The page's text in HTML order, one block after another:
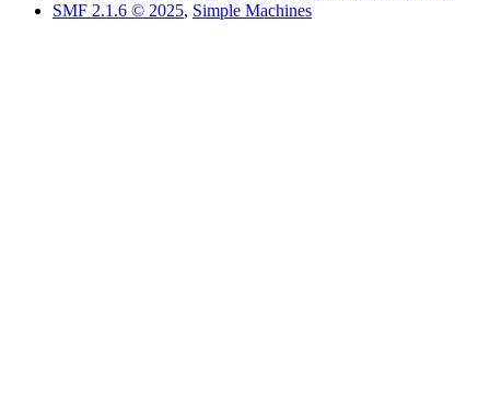
SMF 2.1.6 © 2025, Simple Machines